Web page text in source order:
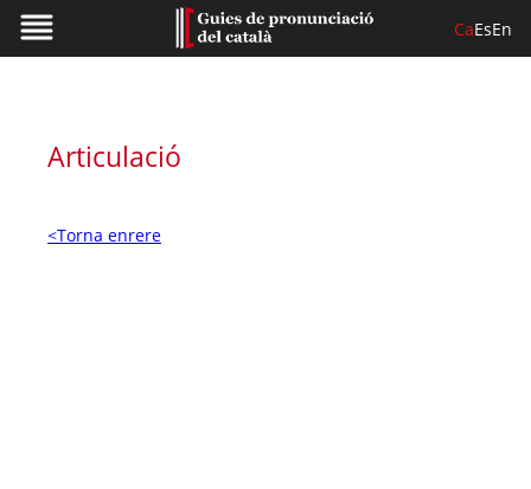
CaEsEn
Articulació
<Torna enrere